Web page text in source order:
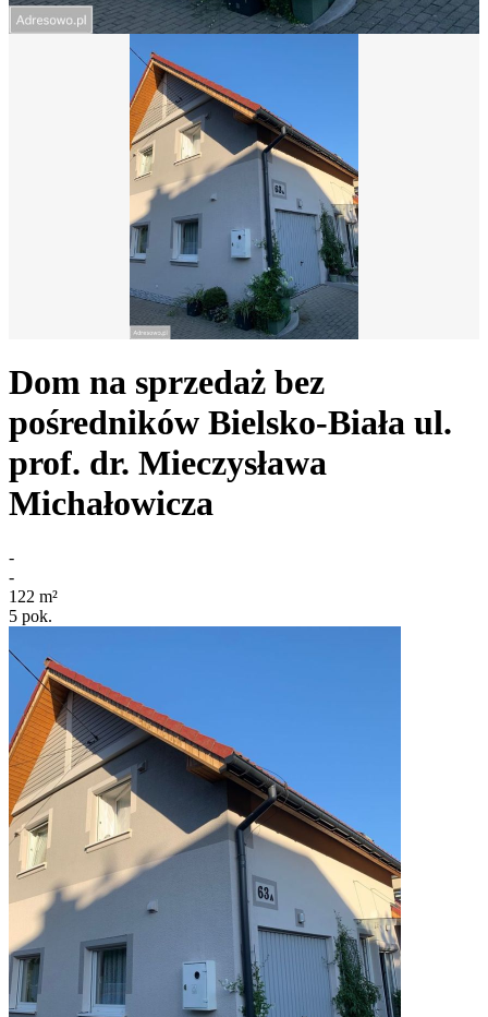
Dom na sprzedaż bez
pośredników Bielsko-Biała ul.
prof. dr. Mieczysława
Michałowicza
-
-
122 m²
5 pok.